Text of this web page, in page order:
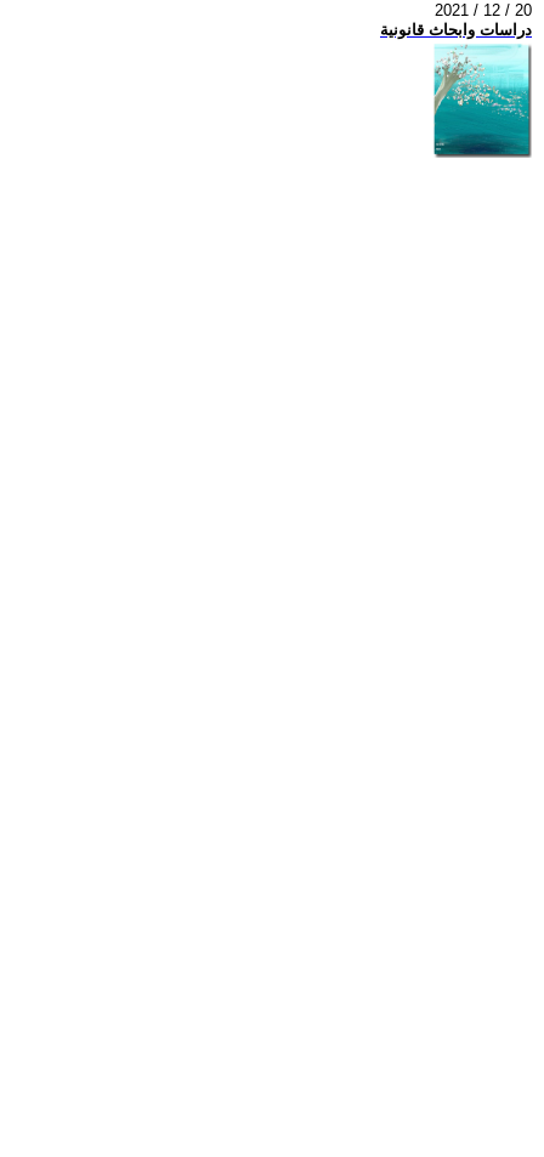
2021 / 12 / 20
دراسات وابحاث قانونية